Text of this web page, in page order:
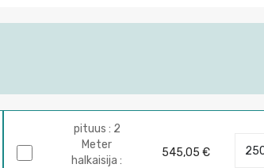
pituus : 2
Meter
halkaisija :
545,05 €